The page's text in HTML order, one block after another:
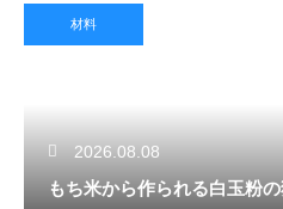
材料
2026.08.08
もち米から作られる白玉粉